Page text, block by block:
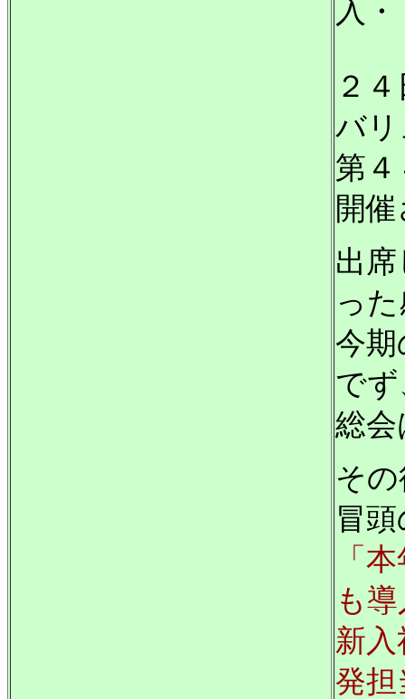
入
２
バ
第
開
出
っ
今
でず
総会
そ
冒
「
も
新
発担